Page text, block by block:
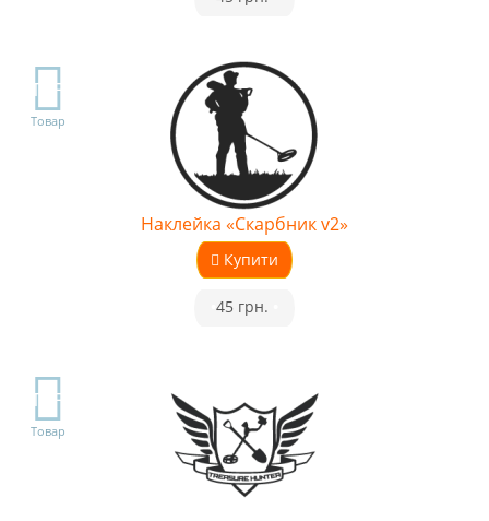
TOP
Товар
Наклейка «Скарбник v2»
Купити
45 грн.
TOP
Товар